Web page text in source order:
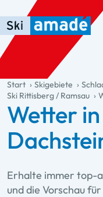
Zum Haupt-Inhalt
Springe zur Tabelle
Zur Haupt-Navigation
general.table-of-
Start Skigebiete
Ski Rittisberg / Ramsau
Wetter
Erhalte immer top-
und die Vorschau